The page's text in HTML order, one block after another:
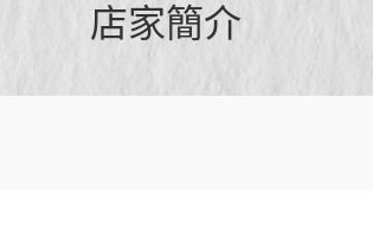
店家簡介